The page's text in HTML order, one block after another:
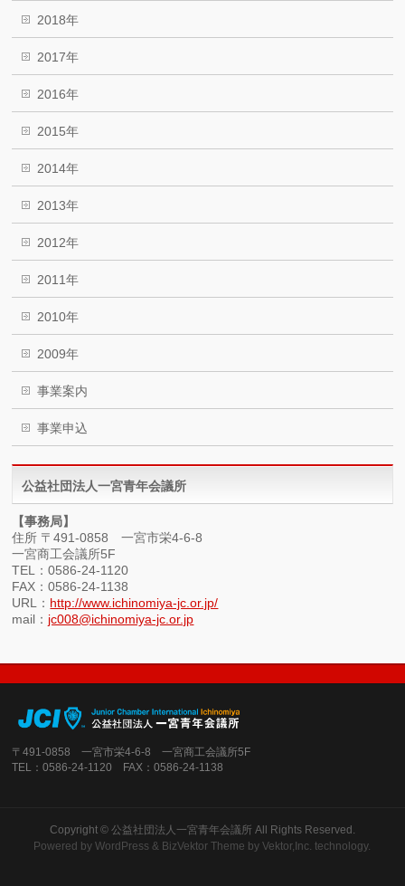
2018年
2017年
2016年
2015年
2014年
2013年
2012年
2011年
2010年
2009年
事業案内
事業申込
公益社団法人一宮青年会議所
【事務局】
住所 〒491-0858 一宮市栄4-6-8
一宮商工会議所5F
TEL：0586-24-1120
FAX：0586-24-1138
URL： http://www.ichinomiya-jc.or.jp/
mail： jc008@ichinomiya-jc.or.jp
〒491-0858 一宮市栄4-6-8 一宮商工会議所5F
TEL：0586-24-1120 FAX：0586-24-1138
Copyright © 公益社団法人一宮青年会議所All Rights Reserved.
Powered byWordPress & BizVektor Theme by Vektor,Inc. technology.